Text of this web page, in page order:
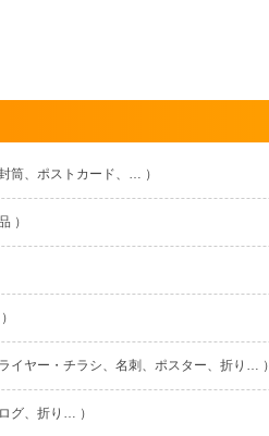
筒、ポストカード、… ）
）
ライヤー・チラシ、名刺、ポスター、折り… ）
グ、折り… ）